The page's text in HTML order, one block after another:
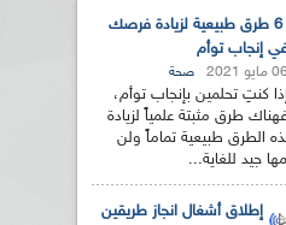
6 طرق طبيعية لزيادة فرصك
إنجاب توأم
06 مايو 2021 صحة
كنتِ تحلمين بإنجاب توأم،
طرق مثبتة علمياً لزيادة
الطرق طبيعية تماماً ولن
جيد للغاية...
إطلاق أشغال انجاز طريقين